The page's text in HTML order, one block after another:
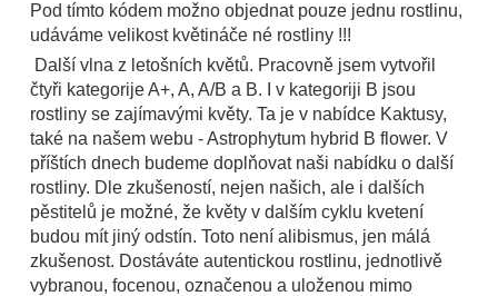
Pod tímto kódem možno objednat pouze jednu rostlinu,
udáváme velikost květináče né rostliny !!!
Další vlna z letošních květů. Pracovně jsem vytvořil
čtyři kategorije A+, A, A/B a B. I v kategoriji B jsou
rostliny se zajímavými květy. Ta je v nabídce Kaktusy,
také na našem webu - Astrophytum hybrid B flower. V
příštích dnech budeme doplňovat naši nabídku o další
rostliny. Dle zkušeností, nejen našich, ale i dalších
pěstitelů je možné, že květy v dalším cyklu kvetení
budou mít jiný odstín. Toto není alibismus, jen málá
zkušenost. Dostáváte autentickou rostlinu, jednotlivě
vybranou, focenou, označenou a uloženou mimo